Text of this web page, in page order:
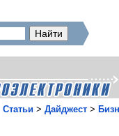
Статьи > Дайджест >